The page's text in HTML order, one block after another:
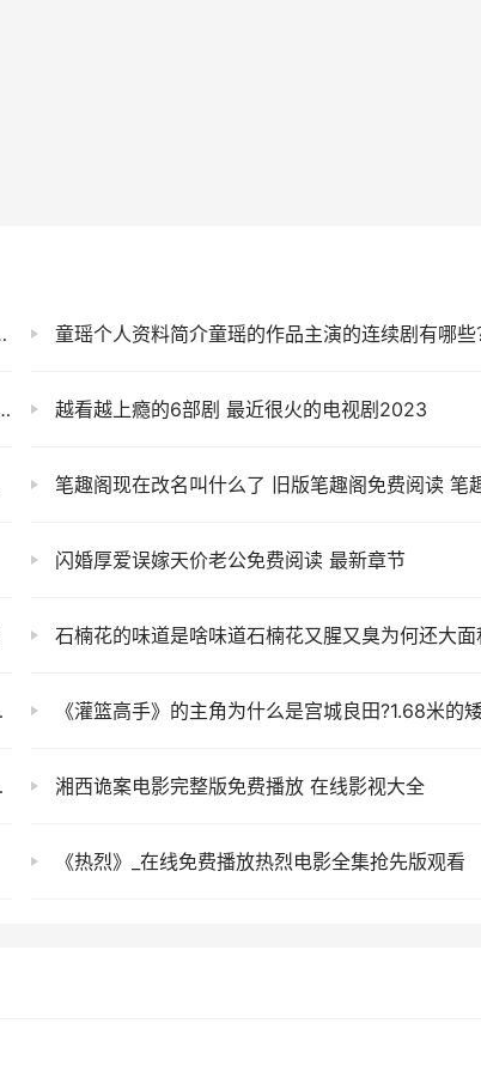
童瑶个人资料简介童瑶的作品主演的连续剧有哪些
越看越上瘾的6部剧 最近很火的电视剧2023
笔趣阁现在改名叫什么了 旧版笔趣阁免费阅读 笔趣阁官
闪婚厚爱误嫁天价老公免费阅读 最新章节
石楠花的味道是啥味道石楠花又腥又臭为何还大面
《灌篮高手》的主角为什么是宫城良田?1.68米的矮子凭什么称为主角
湘西诡案电影完整版免费播放 在线影视大全
《热烈》_在线免费播放热烈电影全集抢先版观看